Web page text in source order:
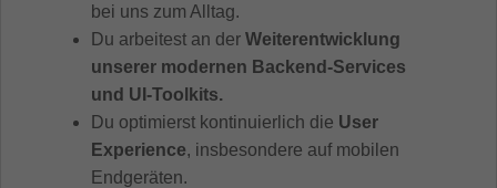
bei uns zum Alltag.
Du arbeitest an der Weiterentwicklung
unserer modernen Backend-Services
und UI-Toolkits.
Du optimierst kontinuierlich die User
Experience, insbesondere auf mobilen
Endgeräten.